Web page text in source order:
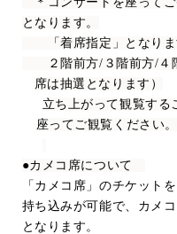
となります。
「着席指定」となりま
２階前方/ ３階前方/ ４
席は抽選となります）
立ち上がって観覧する
座ってご観覧ください。
●カメコ席について
「カメコ席」のチケット
持ち込みが可能で、カメ
となります。